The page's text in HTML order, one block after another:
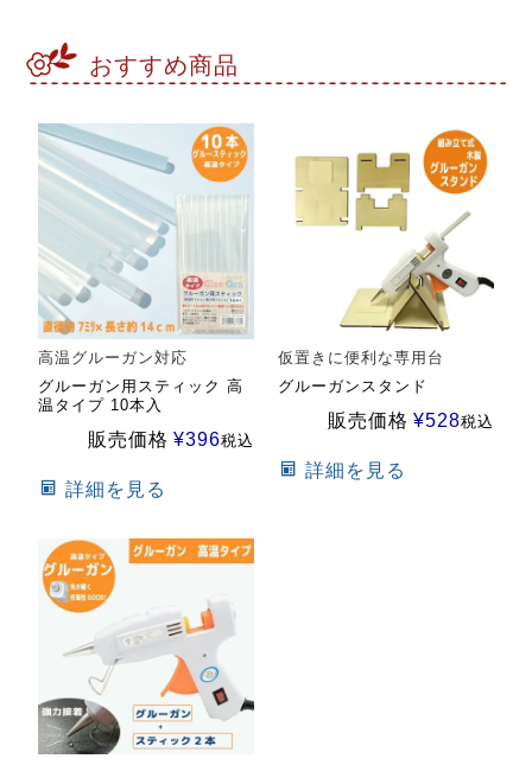
おすすめ商品
高温グルーガン対応
グルーガン用スティック 高
温タイプ 10本入
販売価格 ¥396税込
詳細を見る
仮置きに便利な専用台
グルーガンスタンド
販売価格 ¥528税込
詳細を見る